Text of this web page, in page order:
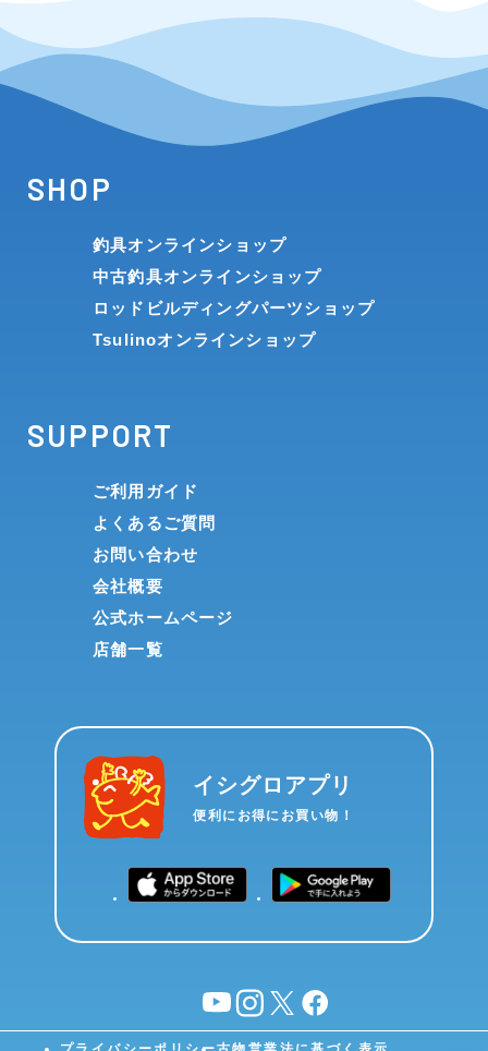
SHOP
釣具オンラインショップ
中古釣具オンラインショップ
ロッドビルディングパーツショップ
Tsulinoオンラインショップ
SUPPORT
ご利用ガイド
よくあるご質問
お問い合わせ
会社概要
公式ホームページ
店舗一覧
イシグロアプリ
便利にお得にお買い物！
YouTubeinstagram
X facebook